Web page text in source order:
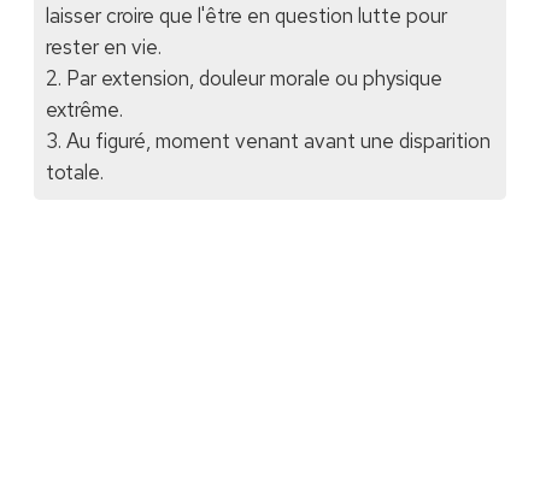
laisser croire que l'être en question lutte pour
rester en vie.
2. Par extension, douleur morale ou physique
extrême.
3. Au figuré, moment venant avant une disparition
totale.